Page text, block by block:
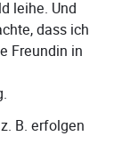
leihe. Und
dass ich
Freundin in
B. erfolgen